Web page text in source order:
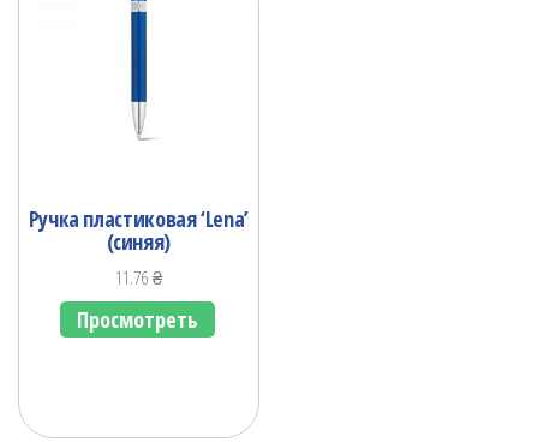
Ручка пластиковая ‘Lena’
(синяя)
11.76₴
Просмотреть